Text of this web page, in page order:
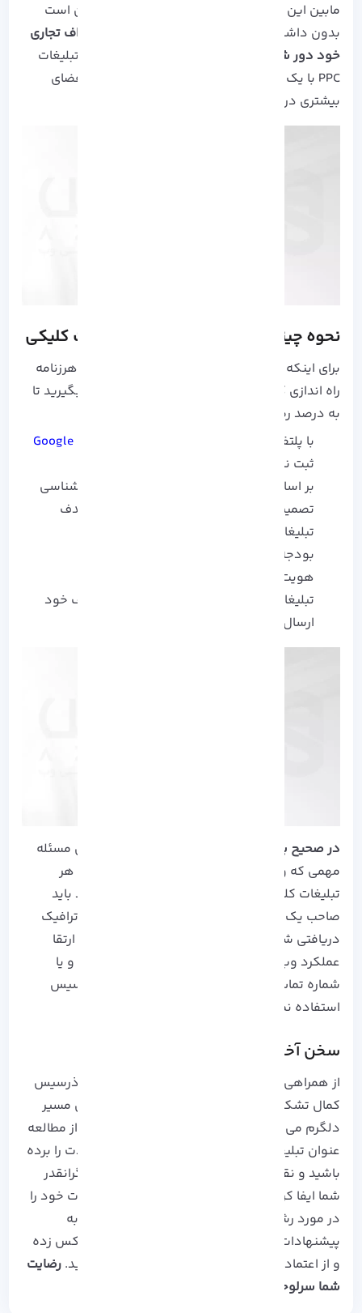
مابین این همه حریف های مدعی است! زیرا ممکن است
بدون داشتن نقشه راه به بی راهه بروید و
از اهداف تجاری
خود دور شوید!
با راه اندازی درست SEO سایت و تبلیغات
PPC با یک تیر دو نشان می زنید و موجب اشغال فضای
بیشتری در موتور های جستجو خواهید شد.
نحوه چینش یک استراتژی موفق تبلیغات کلیکی
برای اینکه یک کمپین تبلیغاتی درست و به دور از هرزنامه
راه اندازی کنید، نکاتی وجود دارد که باید در نظر بگیرید تا
به درصد رضایت و تعامل بالا دست یابید:
با پلتفری که می خواهید دیده شوید، در
ثبت نام کنید.
بر اساس معیار های کلمات کلیدی و جمعیت شناسی
تصمیم بگیرید که می خواهید چه کسی را هدف
تبلیغات خود قرار دهید.
بودجه کلی خود را تنظیم کنید.
هویت بصری تبلیغات خود را تصویر کنید.
تبلیغات خود را به پلتفرم های مرتبط با اهداف خود
ارسال کنید.
در صحیح بودن نکات ذکر شده، شکی نیست!
ولی مسئله
مهمی که وجود دارد این است که برای Run کردن هر
تبلیغات کلیکی یا
در بیزینس خود باید
صاحب یک
باشید تا پاسخگو ترافیک
دریافتی شوید، برای اطلاعات بیشتر در جهت نحوه ارتقا
عملکرد وب سایت می توانید از طریق ارسال تیکت و یا
شماره تماس های مندرج در
وب سایت رسمی آذرسیس
استفاده نمایید.
سخن آخر
از همراهی شما در نمونه دیگری از مقالات علمی آذرسیس
کمال تشکر را داریم و و از اینکه ما را در ادامه این مسیر
دلگرم می کنید بی نهایت سپاسگزاریم. امیدوارم از مطالعه
عنوان تبلیغات کلیکی به سبک آذرسیس نهایت لذت را برده
باشید و نقش کوچکی از دیده شدن کسب و کار گرانقدر
شما ایفا کرده باشیم. از شما دعوت می کنیم نظرات خود را
در مورد رشته تحریر های ما بیان نمایید و یک سر به
پیشنهادات ویژه ما در سرور مجازی ویندوز و لینوکس زده
و از اعتماد به متخصصین جوان آذرسیس لذت ببرید.رضایت
شما سرلوحه ارائه خدمات ماست!